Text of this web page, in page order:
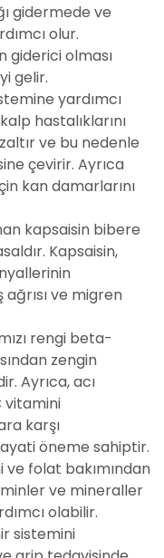
gidermede ve
olur.
giderici olması
gelir.
yardımcı
hastalıklarını
ve bu nedenle
çevirir. Ayrıca
kan damarlarını
kapsaisin bibere
Kapsaisin,
ve migren
rengi beta-
zengin
Ayrıca, acı
vitamini
karşı
öneme sahiptir.
ve folat bakımından
ve mineraller
olabilir.
sistemini